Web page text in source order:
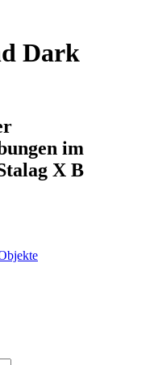
Dark
im
X B